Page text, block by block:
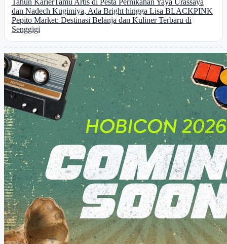
Tahun KarierTamu Artis di Pesta Pernikahan Yaya Urassaya
dan Nadech Kugimiya, Ada Bright hingga Lisa BLACKPINK
Pepito Market: Destinasi Belanja dan Kuliner Terbaru di
Senggigi